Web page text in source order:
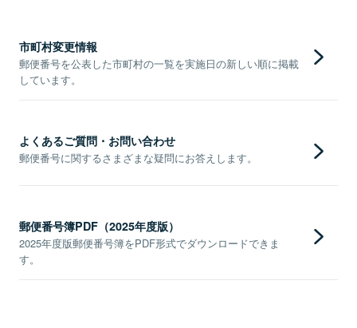
市町村変更情報
郵便番号を公表した市町村の一覧を実施日の新しい順に掲載
しています。
よくあるご質問・お問い合わせ
郵便番号に関するさまざまな疑問にお答えします。
郵便番号簿PDF（2025年度版）
2025年度版郵便番号簿をPDF形式でダウンロードできま
す。